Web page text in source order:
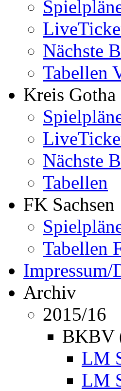
Nächste
Tabellen
Kreis Gotha
Nächste
Tabellen
FK Sachsen
Tabellen
Impressum/
Archiv
2015/16
BKBV
LM
LM